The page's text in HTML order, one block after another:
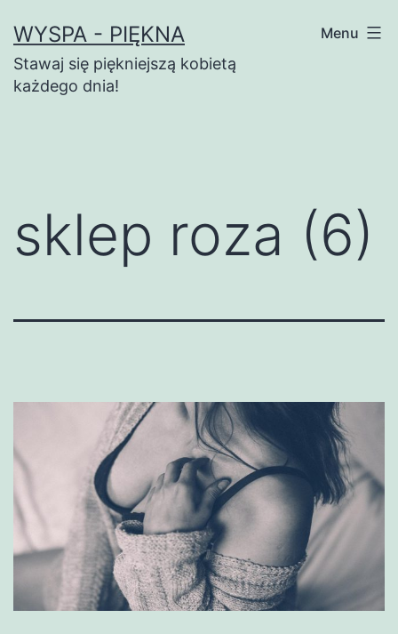
do
treści
WYSPA - PIĘKNA
Stawaj się piękniejszą kobietą
każdego dnia!
Menu
sklep roza (6)